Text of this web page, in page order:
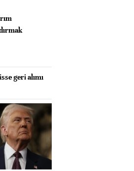
geri alımı